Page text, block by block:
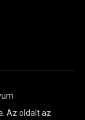
Az oldalt az